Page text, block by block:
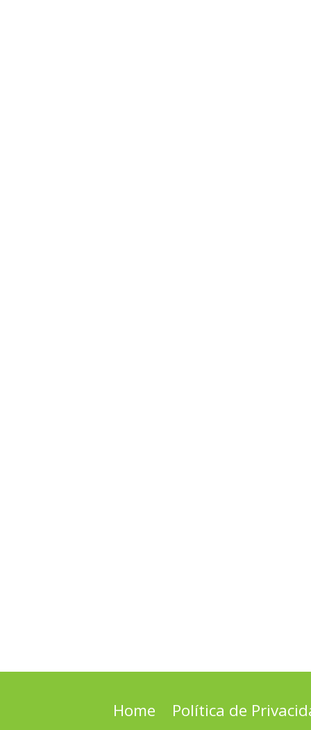
Home Política de